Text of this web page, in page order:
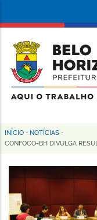
conteúdo
principal
da
Prefeitura
de
Horizonte
Trilha
navegação
INÍCIO - NOTÍCIAS -
CONFOCO-BH DIVULGA